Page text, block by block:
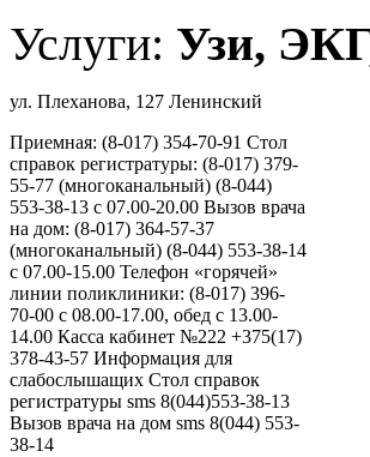
Услуги: Узи,
ул. Плеханова, 127 Ленинский
Приемная: (8-017) 354-70-91 Стол
справок регистратуры: (8-017) 379-
55-77 (многоканальный) (8-044)
553-38-13 с 07.00-20.00 Вызов врача
на дом: (8-017) 364-57-37
(многоканальный) (8-044) 553-38-14
с 07.00-15.00 Телефон «горячей»
линии поликлиники: (8-017) 396-
70-00 с 08.00-17.00, обед с 13.00-
14.00 Касса кабинет №222 +375(17)
378-43-57 Информация для
слабослышащих Стол справок
регистратуры sms 8(044)553-38-13
Вызов врача на дом sms 8(044) 553-
38-14